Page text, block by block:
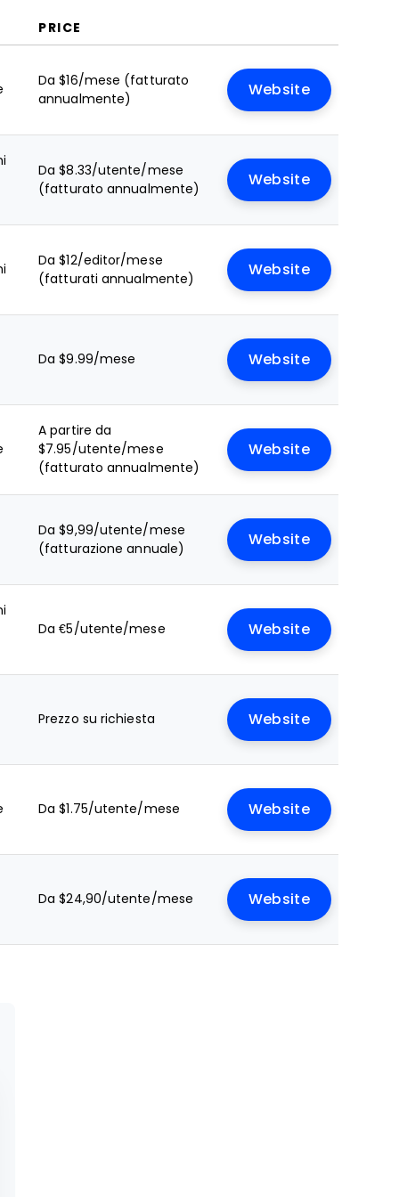
PRICE
Da $16/mese (fatturato
annualmente)
Website
Da $8.33/utente/mese
(fatturato annualmente)
Website
Da $12/editor/mese
(fatturati annualmente)
Website
Da $9.99/mese Website
A partire da
$7.95/utente/mese
(fatturato annualmente)
Website
Da $9,99/utente/mese
(fatturazione annuale)
Website
Da €5/utente/mese Website
Prezzo su richiesta Website
Da $1.75/utente/mese Website
Da $24,90/utente/mese Website